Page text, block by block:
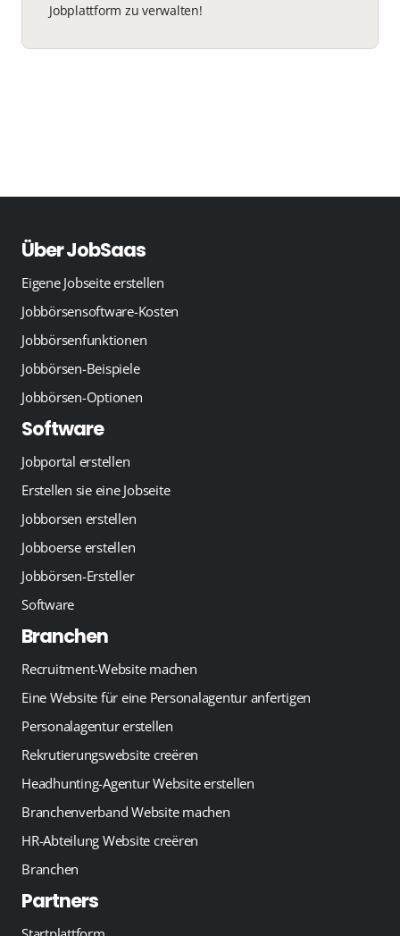
Jobplattform zu verwalten!
Über JobSaas
Eigene Jobseite erstellen
Jobbörsensoftware-Kosten
Jobbörsenfunktionen
Jobbörsen-Beispiele
Jobbörsen-Optionen
Software
Jobportal erstellen
Erstellen sie eine Jobseite
Jobborsen erstellen
Jobboerse erstellen
Jobbörsen-Ersteller
Software
Branchen
Recruitment-Website machen
Eine Website für eine Personalagentur anfertigen
Personalagentur erstellen
Rekrutierungswebsite creëren
Headhunting-Agentur Website erstellen
Branchenverband Website machen
HR-Abteilung Website creëren
Branchen
Partners